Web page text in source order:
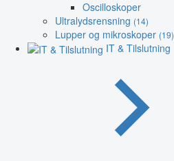
Oscilloskoper
Ultralydsrensning (14)
Lupper og mikroskoper (19)
IT & Tilslutning